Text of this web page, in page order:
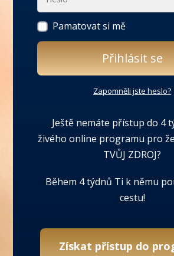
Pamatovat si mě
Přihlásit se
Zapomněli jste heslo?
Ještě nemáte přístup do 4
živého online programu pro
TVŮJ ZDROJ?
Během 4 týdnů Ti k němu
cestu!
Získat přístup do